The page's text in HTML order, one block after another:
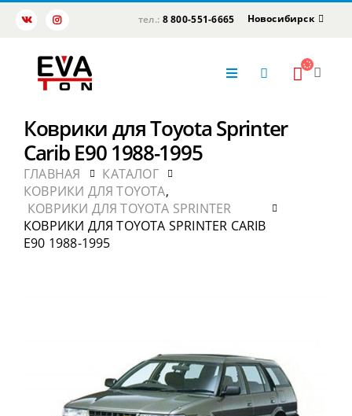
тел.: 8 800-551-6665 Новосибирск
Коврики для Toyota Sprinter
Carib E90 1988-1995
ГЛАВНАЯ
КАТАЛОГ
КОВРИКИ ДЛЯ TOYOTA,
КОВРИКИ ДЛЯ TOYOTA SPRINTER
КОВРИКИ ДЛЯ TOYOTA SPRINTER CARIB
E90 1988-1995